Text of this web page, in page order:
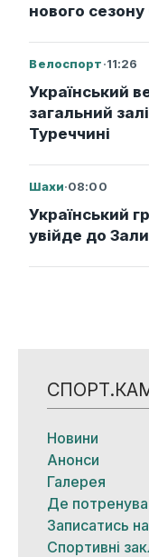
нового сезону
Велоспорт·11:26
Український
загальний
Туреччині
Шахи·08:00
Український
увійде до
Новини
Анонси
Галерея
Де
Записатись
Спортивні